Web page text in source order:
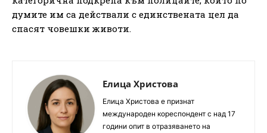
думите им са действали с единствената цел да
спасят човешки животи.
Елица Христова
Елица Христова е признат
международен кореспондент с над 17
години опит в отразяването на